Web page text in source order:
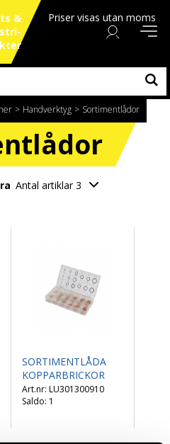
Priser visas utan moms
&
/ Handverktyg / Sortimentlådor
Antal artiklar 3
SORTIMENTLÅDA
KOPPARBRICKOR
LU301300910
Saldo: 1